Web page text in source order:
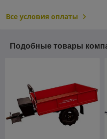
Все условия оплаты
Подобные товары